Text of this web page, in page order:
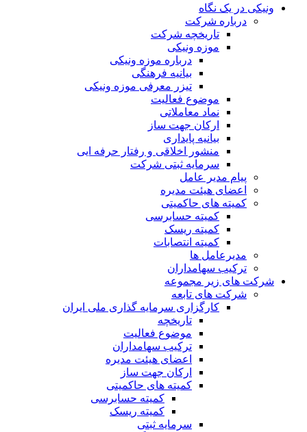
ونیکی در یک نگاه
درباره شرکت
تاریخچه شرکت
موزه ونیکی
درباره موزه ونیکی
بیانیه فرهنگی
تیزر معرفی موزه ونیکی
موضوع فعالیت
نماد معاملاتی
ارکان جهت ساز
بیانیه پایداری
منشور اخلاقی و رفتار حرفه ایی
سرمایه ثبتی شرکت
پیام مدیر عامل
اعضای هیئت مدیره
کمیته های حاکمیتی
کمیته حسابرسی
کمیته ریسک
کمیته انتصابات
مدیرعامل ها
ترکیب سهامداران
شرکت های زیر مجموعه
شرکت های تابعه
کارگزاری سرمایه گذاری ملی ایران
تاریخچه
موضوع فعالیت
ترکیب سهامداران
اعضای هیئت مدیره
ارکان جهت ساز
کمیته های حاکمیتی
کمیته حسابرسی
کمیته ریسک
سرمایه ثبتی